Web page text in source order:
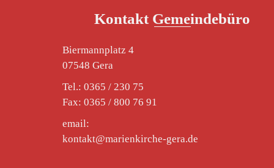
Kontakt Gemeindebüro
Biermannplatz 4
07548 Gera
Tel.: 0365 / 230 75
Fax: 0365 / 800 76 91
email:
kontakt@marienkirche-gera.de